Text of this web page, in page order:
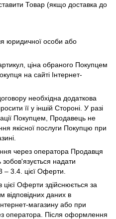
Товар (якщо доставка до
юридичної особи або
ціна обраного Покупцем
на сайті Інтернет-
необхідна додаткова
її у іншій Стороні. У разі
Покупцем, Продавець не
якісної послуги Покупцю при
через оператора Продавця
надати
– 3.4. цієї Оферти.
Оферти здійснюється за
даних в
магазину або при
оператора. Після оформлення